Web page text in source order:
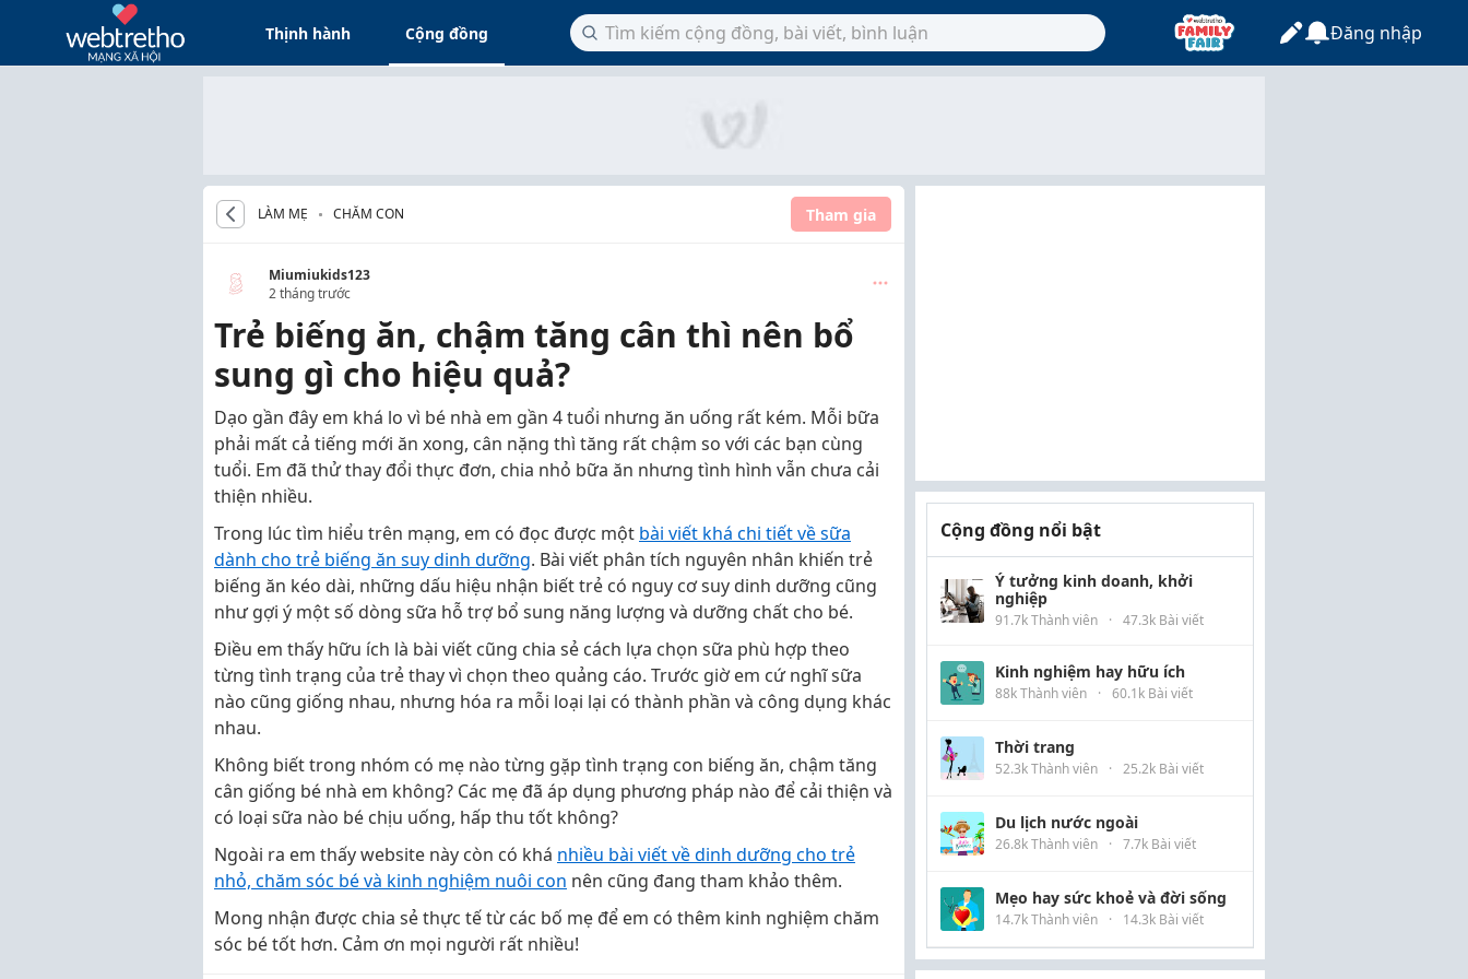
Thịnh hành Cộng đồng Đăng nhập
LÀM MẸ CHĂM CON Tham gia
Miumiukids123
2 tháng trước
Trẻ biếng ăn, chậm tăng cân thì nên bổ
sung gì cho hiệu quả?
Dạo gần đây em khá lo vì bé nhà em gần 4 tuổi nhưng ăn uống rất kém. Mỗi bữa
phải mất cả tiếng mới ăn xong, cân nặng thì tăng rất chậm so với các bạn cùng
tuổi. Em đã thử thay đổi thực đơn, chia nhỏ bữa ăn nhưng tình hình vẫn chưa cải
thiện nhiều.
Trong lúc tìm hiểu trên mạng, em có đọc được một bài viết khá chi tiết về sữa
dành cho trẻ biếng ăn suy dinh dưỡng. Bài viết phân tích nguyên nhân khiến trẻ
biếng ăn kéo dài, những dấu hiệu nhận biết trẻ có nguy cơ suy dinh dưỡng cũng
như gợi ý một số dòng sữa hỗ trợ bổ sung năng lượng và dưỡng chất cho bé.
Điều em thấy hữu ích là bài viết cũng chia sẻ cách lựa chọn sữa phù hợp theo
từng tình trạng của trẻ thay vì chọn theo quảng cáo. Trước giờ em cứ nghĩ sữa
nào cũng giống nhau, nhưng hóa ra mỗi loại lại có thành phần và công dụng khác
nhau.
Không biết trong nhóm có mẹ nào từng gặp tình trạng con biếng ăn, chậm tăng
cân giống bé nhà em không? Các mẹ đã áp dụng phương pháp nào để cải thiện và
có loại sữa nào bé chịu uống, hấp thu tốt không?
Ngoài ra em thấy website này còn có khá nhiều bài viết về dinh dưỡng cho trẻ
nhỏ, chăm sóc bé và kinh nghiệm nuôi con nên cũng đang tham khảo thêm.
Mong nhận được chia sẻ thực tế từ các bố mẹ để em có thêm kinh nghiệm chăm
sóc bé tốt hơn. Cảm ơn mọi người rất nhiều!
Cộng đồng nổi bật
Ý tưởng kinh doanh, khởi
nghiệp
91.7k Thành viên · 47.3k Bài viết
Kinh nghiệm hay hữu ích
88k Thành viên · 60.1k Bài viết
Thời trang
52.3k Thành viên · 25.2k Bài viết
Du lịch nước ngoài
26.8k Thành viên · 7.7k Bài viết
Mẹo hay sức khoẻ và đời sống
14.7k Thành viên · 14.3k Bài viết